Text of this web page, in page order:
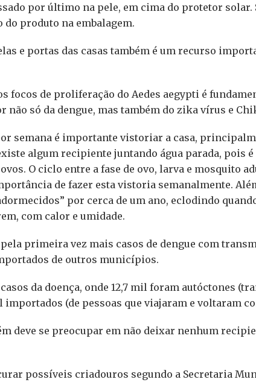
por último na pele, em cima do protetor
do produto na embalagem.
e portas das casas também é um recurso
focos de proliferação do Aedes aegypti é
não só da dengue, mas também do zika vírus e
semana é importante vistoriar a casa,
algum recipiente juntando água parada, pois é
O ciclo entre a fase de ovo, larva e mosquito
de fazer esta vistoria semanalmente.
por cerca de um ano, eclodindo
com calor e umidade.
primeira vez mais casos de dengue com
de outros municípios.
da doença, onde 12,7 mil foram autóctones
(de pessoas que viajaram e voltaram
deve se preocupar em não deixar nenhum
possíveis criadouros segundo a Secretaria